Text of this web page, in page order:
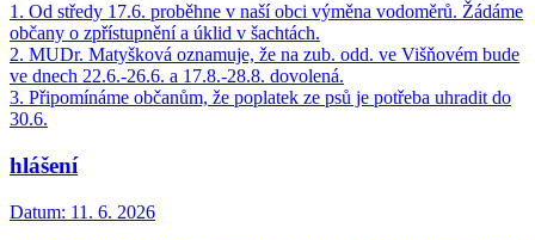
1. Od středy 17.6. proběhne v naší obci výměna vodoměrů. Žádáme
občany o zpřístupnění a úklid v šachtách.
2. MUDr. Matyšková oznamuje, že na zub. odd. ve Višňovém bude
ve dnech 22.6.-26.6. a 17.8.-28.8. dovolená.
3. Připomínáme občanům, že poplatek ze psů je potřeba uhradit do
30.6.
hlášení
Datum: 11. 6. 2026